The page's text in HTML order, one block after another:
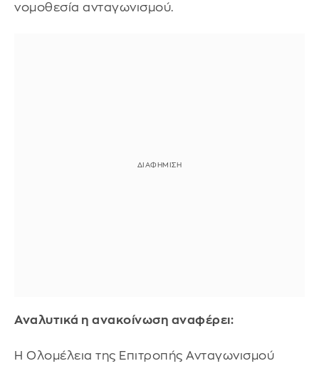
νομοθεσία ανταγωνισμού.
Αναλυτικά η ανακοίνωση αναφέρει:
Η Ολομέλεια της Επιτροπής Ανταγωνισμού